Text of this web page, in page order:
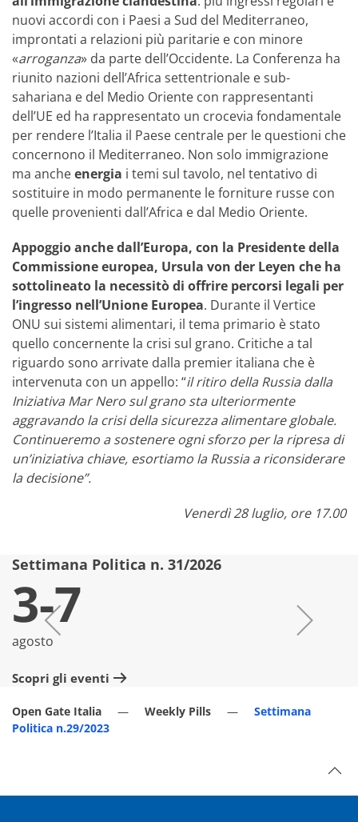
nuovi accordi con i Paesi a Sud del Mediterraneo,
improntati a relazioni più paritarie e con minore
«arroganza» da parte dell’Occidente. La Conferenza ha
riunito nazioni dell’Africa settentrionale e sub-
sahariana e del Medio Oriente con rappresentanti
dell’UE ed ha rappresentato un crocevia fondamentale
per rendere l’Italia il Paese centrale per le questioni che
concernono il Mediterraneo. Non solo immigrazione
ma ancheenergia i temi sul tavolo, nel tentativo di
sostituire in modo permanente le forniture russe con
quelle provenienti dall’Africa e dal Medio Oriente.
Appoggio anche dall’Europa, con la Presidente della
Commissione europea, Ursula von der Leyen che ha
sottolineato la necessitò di offrire percorsi legali per
l’ingresso nell’Unione Europea. Durante il Vertice
ONU sui sistemi alimentari, il tema primario è stato
quello concernente la crisi sul grano. Critiche a tal
riguardo sono arrivate dalla premier italiana che è
intervenuta con un appello: “il ritiro della Russia dalla
Iniziativa Mar Nero sul grano sta ulteriormente
aggravando la crisi della sicurezza alimentare globale.
Continueremo a sostenere ogni sforzo per la ripresa di
un’iniziativa chiave, esortiamo la Russia a riconsiderare
la decisione”.
Venerdì 28 luglio, ore 17.00
Settimana Politica n. 31/2026
3-7
agosto
Scopri gli eventi
Open Gate Italia Weekly Pills
Settimana
Politica n.29/2023